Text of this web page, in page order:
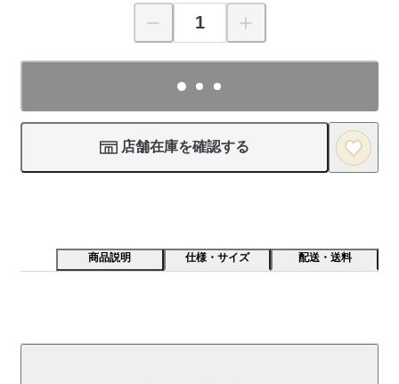
店舗在庫を確認する
商品説明 仕様・サイズ 配送・送料